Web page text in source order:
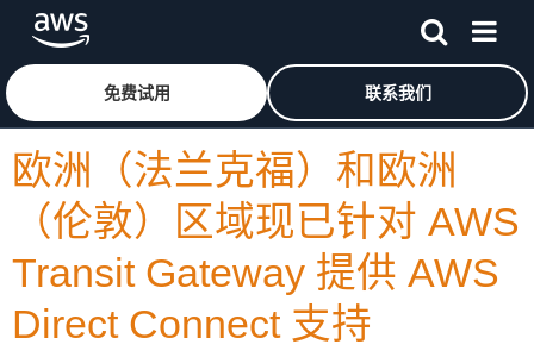
跳至主要内容
免费试用 联系我们
欧洲（法兰克福）和欧洲
（伦敦）区域现已针对 AWS
Transit Gateway 提供 AWS
Direct Connect 支持